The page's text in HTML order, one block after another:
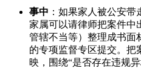
事中 ：如果家人被公安带
家属可以请律师把案件中
管辖不当等）整理成书面
的专项监督专区提交。把
映，围绕“是否存在违规